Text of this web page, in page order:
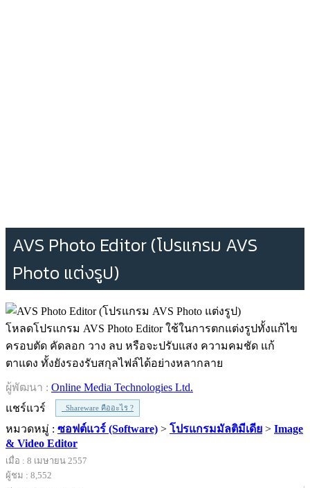
AVS Photo Editor (โปรแกรม AVS
Photo แต่งรูป)
โหลดโปรแกรม AVS Photo Editor ใช้ในการตกแต่งรูปทั้งแก้ไข
ครอบตัด คัดลอก วาง ลบ หรือจะปรับแสง ความคมชัด แก้
ตาแดง ทั้งยังรองรับสกุลไฟล์ได้อย่างหลากลาย
ผู้พัฒนา : Online Media Technologies Ltd.
แชร์แวร์
Shareware คืออะไร ?
หมวดหมู่ : ซอฟต์แวร์ (Software) > โปรแกรมมัลติมีเดีย > Image
& Video Editor
เมื่อ : 8 เมษายน 2557
ผู้ชม : 8,552